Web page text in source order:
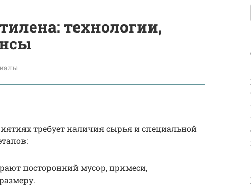
технологии,
требует наличия сырья и специальной
посторонний мусор, примеси,